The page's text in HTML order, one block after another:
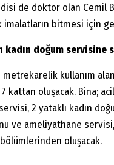
de doktor olan Cemil
bitmesi için
kadın doğum servisine
metrekarelik kullanım
kattan oluşacak. Bina;
2 yataklı kadın
ve ameliyathane
oluşacak.